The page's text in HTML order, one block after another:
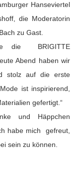
Hanseviertel
die Moderatorin
zu Gast.
die BRIGITTE
Abend haben wir
stolz auf die erste
ist inspirierend,
gefertigt.“
und Häppchen
habe mich gefreut,
sein zu können.